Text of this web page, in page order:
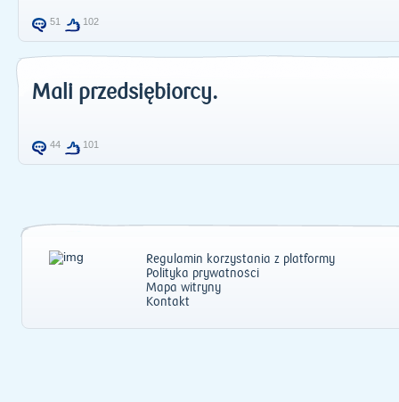
51 102
Mali przedsiębiorcy.
44 101
Regulamin korzystania z platformy
Polityka prywatności
Mapa witryny
Kontakt